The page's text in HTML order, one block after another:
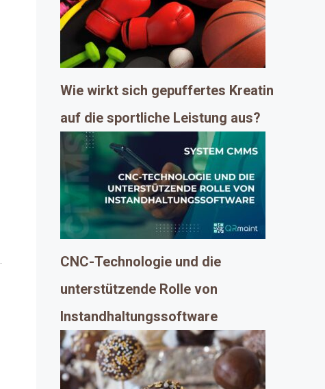
Wie wirkt sich gepuffertes Kreatin
auf die sportliche Leistung aus?
CNC-Technologie und die
unterstützende Rolle von
Instandhaltungssoftware